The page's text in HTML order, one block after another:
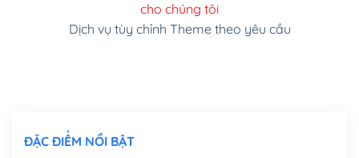
Cài đặt SMTP Mail cho site Wordpress(+100,000₫)
Mua thêm Host + Tên miền
cho chúng tôi
Dịch vụ tùy chỉnh Theme theo yêu cầu
ĐẶC ĐIỂM NỔI BẬT